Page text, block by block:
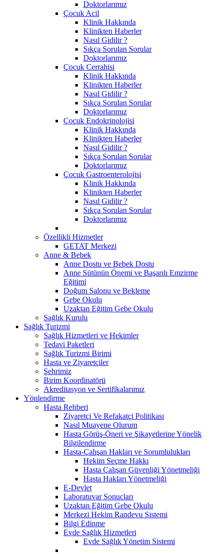
Doktorlarımız
Çocuk Acil
Klinik Hakkında
Klinikten Haberler
Nasıl Gidilir ?
Sıkça Sorulan Sorular
Doktorlarımız
Çocuk Cerrahisi
Klinik Hakkında
Klinikten Haberler
Nasıl Gidilir ?
Sıkça Sorulan Sorular
Doktorlarımız
Çocuk Endokrinolojisi
Klinik Hakkında
Klinikten Haberler
Nasıl Gidilir ?
Sıkça Sorulan Sorular
Doktorlarımız
Çocuk Gastroenterolojisi
Klinik Hakkında
Klinikten Haberler
Nasıl Gidilir ?
Sıkça Sorulan Sorular
Doktorlarımız
Özellikli Hizmetler
GETAT Merkezi
Anne & Bebek
Anne Dostu ve Bebek Dostu
Anne Sütünün Önemi ve Başarılı Emzirme
Eğitimi
Doğum Salonu ve Bekleme
Gebe Okulu
Uzaktan Eğitim Gebe Okulu
Sağlık Kurulu
Sağlık Turizmi
Sağlık Hizmetleri ve Hekimler
Tedavi Paketleri
Sağlık Turizmi Birimi
Hasta ve Ziyaretçiler
Şehrimiz
Birim Koordinatörü
Akreditasyon ve Sertifikalarımız
Yönlendirme
Hasta Rehberi
Ziyaretçi Ve Refakatçi Politikası
Nasıl Muayene Olurum
Hasta Görüş-Öneri ve Şikayetlerine Yönelik
Bilgilendirme
Hasta-Çalışan Hakları ve Sorumlulukları
Hekim Seçme Hakkı
Hasta Çalışan Güvenliği Yönetmeliği
Hasta Hakları Yönetmeliği
E-Devlet
Laboratuvar Sonuçları
Uzaktan Eğitim Gebe Okulu
Merkezi Hekim Randevu Sistemi
Bilgi Edinme
Evde Sağlık Hizmetleri
Evde Sağlık Yönetim Sistemi